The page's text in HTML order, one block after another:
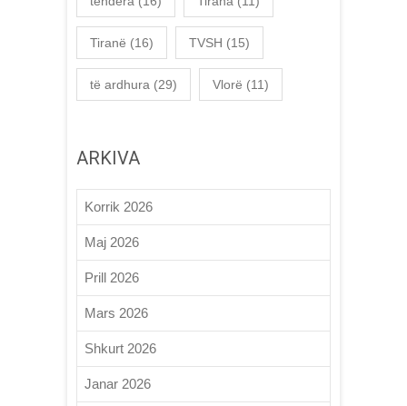
Tiranë (16) TVSH (15)
të ardhura (29) Vlorë (11)
ARKIVA
Korrik 2026
Maj 2026
Prill 2026
Mars 2026
Shkurt 2026
Janar 2026